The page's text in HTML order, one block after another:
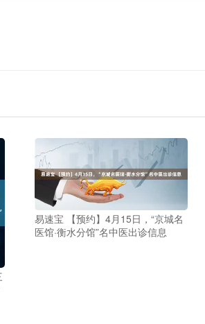
易速宝 【预约】4月15日，“京城名
医馆·衡水分馆”名中医出诊信息